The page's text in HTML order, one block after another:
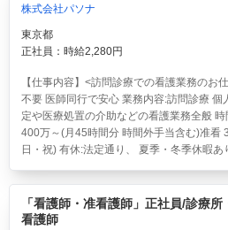
株式会社パソナ
東京都
正社員：時給2,280円
【仕事内容】<訪問診療での看護業務のお
不要 医師同行で安心 業務内容:訪問診療 個
定や医療処置の介助などの看護業務全般
400万～(月45時間分 時間外手当含む)准看
日・祝) 有休:法定通り、 夏季・冬季休暇
「看護師・准看護師」正社員/診療
看護師